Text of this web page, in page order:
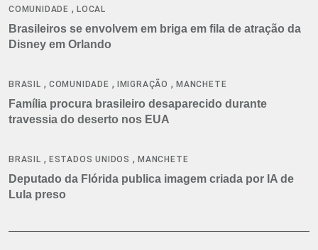
COMUNIDADE , LOCAL
Brasileiros se envolvem em briga em fila de atração da
Disney em Orlando
BRASIL , COMUNIDADE , IMIGRAÇÃO ,MANCHETE
Família procura brasileiro desaparecido durante
travessia do deserto nos EUA
BRASIL , ESTADOS UNIDOS ,MANCHETE
Deputado da Flórida publica imagem criada por IA de
Lula preso